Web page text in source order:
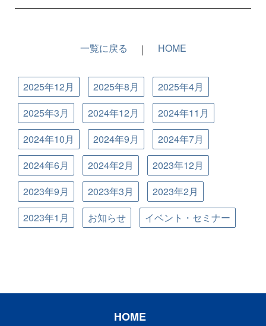
一覧に戻る ｜ HOME
2025年12月 2025年8月
2025年4月
2025年3月
2024年12月
2024年11月
2024年10月
2024年9月
2024年7月
2024年6月
2024年2月
2023年12月
2023年9月
2023年3月
2023年2月
2023年1月
お知らせ イベント・セミナー
HOME